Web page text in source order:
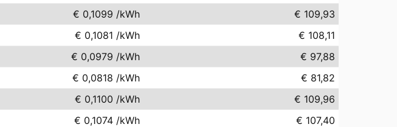
€ 0,1099 /kWh
€ 109,93
€ 0,1081 /kWh
€ 108,11
€ 0,0979 /kWh
€ 97,88
€ 0,0818 /kWh
€ 81,82
€ 0,1100 /kWh
€ 109,96
€ 0,1074 /kWh
€ 107,40